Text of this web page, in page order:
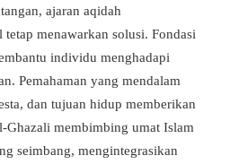
ajaran aqidah
tetap menawarkan solusi. Fondasi
individu menghadapi
Pemahaman yang mendalam
dan tujuan hidup memberikan
Ghazali membimbing umat Islam
seimbang, mengintegrasikan